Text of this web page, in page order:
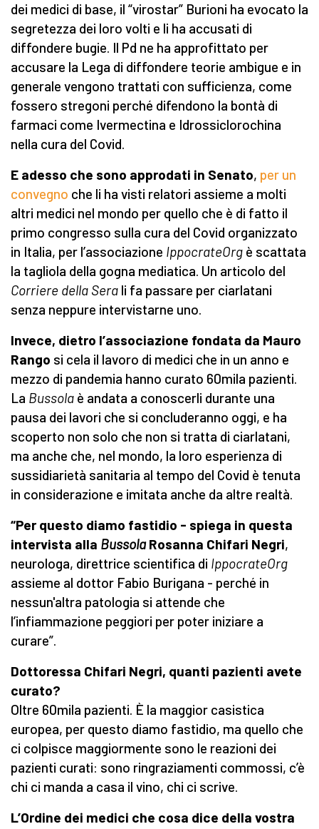
dei medici di base, il “virostar” Burioni ha evocato la
segretezza dei loro volti e li ha accusati di
diffondere bugie. Il Pd ne ha approfittato per
accusare la Lega di diffondere teorie ambigue e in
generale vengono trattati con sufficienza, come
fossero stregoni perché difendono la bontà di
farmaci come Ivermectina e Idrossiclorochina
nella cura del Covid.
E adesso che sono approdati in Senato, per un
convegno che li ha visti relatori assieme a molti
altri medici nel mondo per quello che è di fatto il
primo congresso sulla cura del Covid organizzato
in Italia, per l’associazione IppocrateOrg è scattata
la tagliola della gogna mediatica. Un articolo del
Corriere della Sera li fa passare per ciarlatani
senza neppure intervistarne uno.
Invece, dietro l’associazione fondata da Mauro
Rango si cela il lavoro di medici che in un anno e
mezzo di pandemia hanno curato 60mila pazienti.
La Bussola è andata a conoscerli durante una
pausa dei lavori che si concluderanno oggi, e ha
scoperto non solo che non si tratta di ciarlatani,
ma anche che, nel mondo, la loro esperienza di
sussidiarietà sanitaria al tempo del Covid è tenuta
in considerazione e imitata anche da altre realtà.
“Per questo diamo fastidio - spiega in questa
intervista alla BussolaRosanna Chifari Negri,
neurologa, direttrice scientifica di IppocrateOrg
assieme al dottor Fabio Burigana - perché in
nessun'altra patologia si attende che
l’infiammazione peggiori per poter iniziare a
curare”.
Dottoressa Chifari Negri, quanti pazienti avete
curato?
Oltre 60mila pazienti. È la maggior casistica
europea, per questo diamo fastidio, ma quello che
ci colpisce maggiormente sono le reazioni dei
pazienti curati: sono ringraziamenti commossi, c’è
chi ci manda a casa il vino, chi ci scrive.
L’Ordine dei medici che cosa dice della vostra